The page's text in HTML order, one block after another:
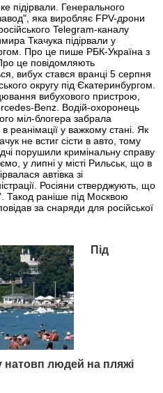
підірвали. Генерального
яка виробляє FPV-дрони
Telegram-каналу
Ткачука підірвали у
Про це пише РБК-Україна з
це повідомляють
вибух стався вранці 5 серпня
округу під Єкатеринбургом.
вибухового пристрою,
Benz. Водій-охоронець
міл-блогера забрала
реанімації у важкому стані. Як
не встиг сісти в авто, тому
порушили кримінальну справу
у липні у місті Рильськ, що в
автівка зі
Росіяни стверджують, що
Такод раніше під Москвою
за снаряди для російської
Під
натовп людей на пляжі